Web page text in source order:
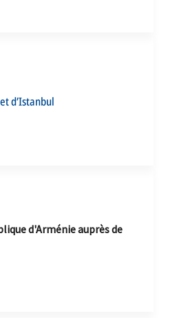
d’Istanbul
d'Arménie auprès de